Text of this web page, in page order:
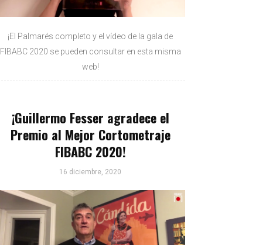
¡El Palmarés completo y el vídeo de la gala de
FIBABC 2020 se pueden consultar en esta misma
web!
¡Guillermo Fesser agradece el
Premio al Mejor Cortometraje
FIBABC 2020!
16 diciembre, 2020